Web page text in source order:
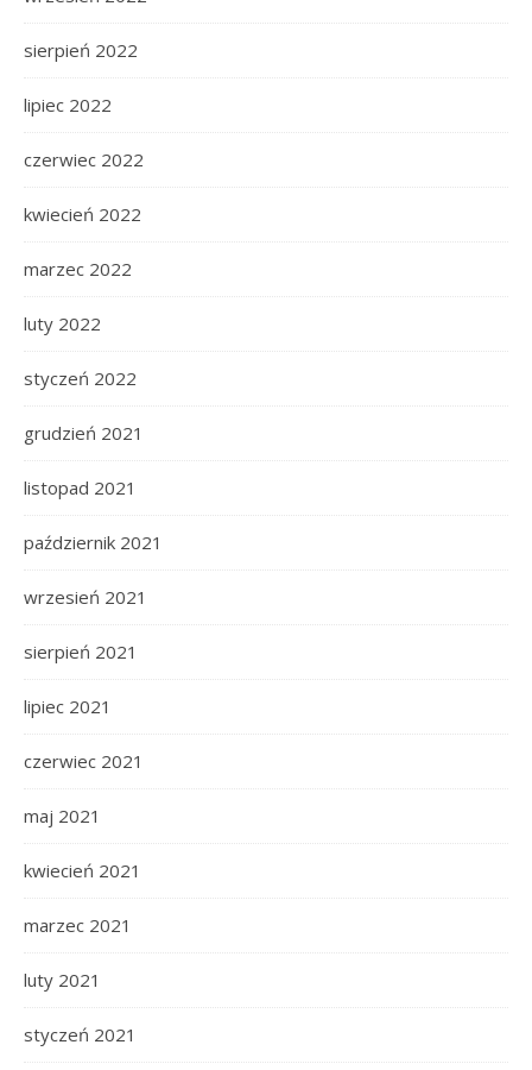
sierpień 2022
lipiec 2022
czerwiec 2022
kwiecień 2022
marzec 2022
luty 2022
styczeń 2022
grudzień 2021
listopad 2021
październik 2021
wrzesień 2021
sierpień 2021
lipiec 2021
czerwiec 2021
maj 2021
kwiecień 2021
marzec 2021
luty 2021
styczeń 2021